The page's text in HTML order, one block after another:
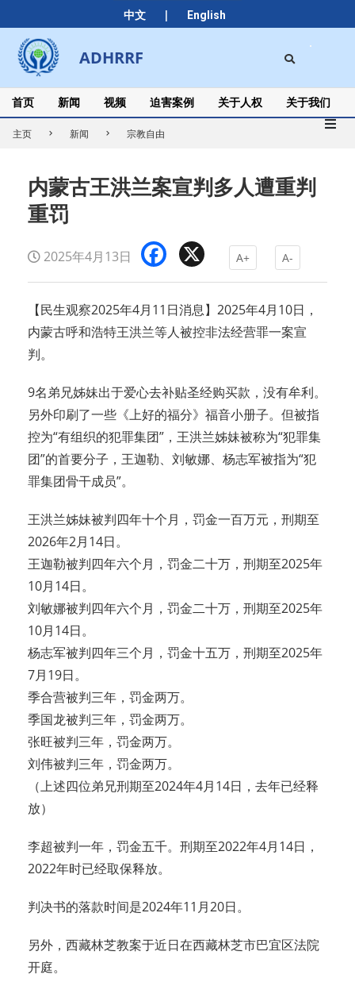
中文 | English
to
content
ADHRRF
Secondary
Navigation
Menu
首页 新闻 视频 迫害案例 关于人权 关于我们
主页 新闻 宗教自由
内蒙古王洪兰案宣判多人遭重判
重罚
2025年4月13日 Facebook A+ A-
【民生观察2025年4月11日消息】2025年4月10日，
内蒙古呼和浩特王洪兰等人被控非法经营罪一案宣
判。
9名弟兄姊妹出于爱心去补贴圣经购买款，没有牟利。
另外印刷了一些《上好的福分》福音小册子。但被指
控为“有组织的犯罪集团”，王洪兰姊妹被称为“犯罪集
团”的首要分子，王迦勒、刘敏娜、杨志军被指为“犯
罪集团骨干成员”。
王洪兰姊妹被判四年十个月，罚金一百万元，刑期至
2026年2月14日。
王迦勒被判四年六个月，罚金二十万，刑期至2025年
10月14日。
刘敏娜被判四年六个月，罚金二十万，刑期至2025年
10月14日。
杨志军被判四年三个月，罚金十五万，刑期至2025年
7月19日。
季合营被判三年，罚金两万。
季国龙被判三年，罚金两万。
张旺被判三年，罚金两万。
刘伟被判三年，罚金两万。
（上述四位弟兄刑期至2024年4月14日，去年已经释
放）
李超被判一年，罚金五千。刑期至2022年4月14日，
2022年时已经取保释放。
判决书的落款时间是2024年11月20日。
另外，西藏林芝教案于近日在西藏林芝市巴宜区法院
开庭。